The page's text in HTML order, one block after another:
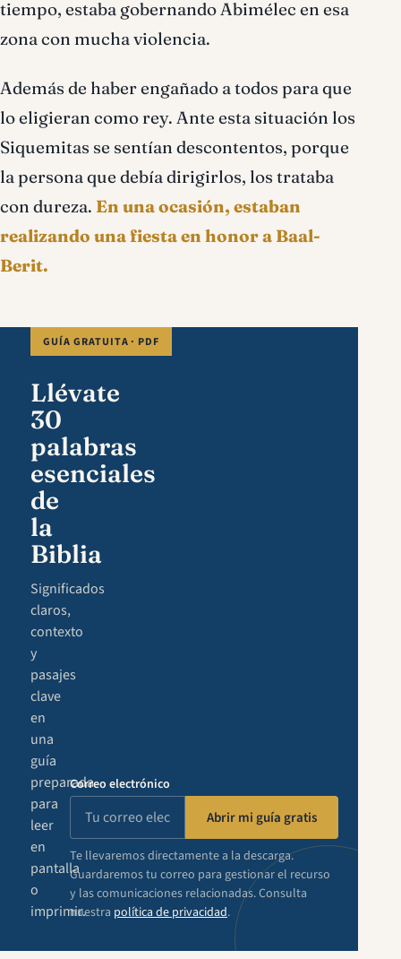
tiempo, estaba gobernando Abimélec en esa
zona con mucha violencia.
Además de haber engañado a todos para que
lo eligieran como rey. Ante esta situación los
Siquemitas se sentían descontentos, porque
la persona que debía dirigirlos, los trataba
con dureza. En una ocasión, estaban
realizando una fiesta en honor a Baal-
Berit.
GUÍA GRATUITA · PDF
Llévate
30
palabras
esenciales
de
la
Biblia
Significados
claros,
contexto
y
pasajes
clave
en
una
guía
preparada
para
leer
en
pantalla
o
imprimir.
Correo electrónico
Abrir mi guía gratis
Te llevaremos directamente a la descarga.
Guardaremos tu correo para gestionar el recurso
y las comunicaciones relacionadas. Consulta
nuestra política de privacidad.